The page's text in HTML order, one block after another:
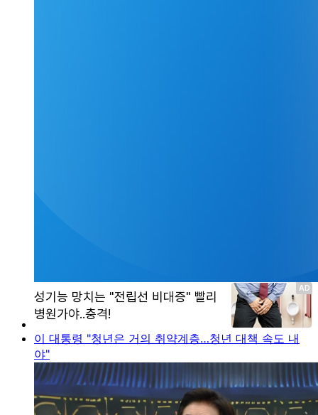
이 대통령 "청년은 거의 취약계층…청년 대책 속도 내
야"